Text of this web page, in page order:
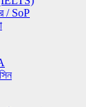
/ SoP